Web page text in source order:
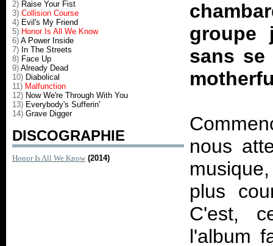
2) Raise Your Fist
3) Collision Course
4) Evil's My Friend
5) Honor Is All We Know
6) A Power Inside
7) In The Streets
8) Face Up
9) Already Dead
10) Diabolical
11) Malfunction
12) Now We're Through With You
13) Everybody's Sufferin'
14) Grave Digger
DISCOGRAPHIE
Honor Is All We Know (2014)
groupe
sans se
nous
plus
C'est,
l'album